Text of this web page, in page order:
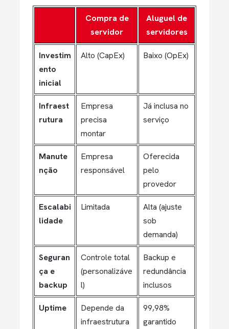
Compra de
servidor
Aluguel de
servidores
Investim
ento
inicial
Alto (CapEx) Baixo (OpEx)
Infraest
rutura
Empresa
precisa
montar
Já inclusa no
serviço
Manute
nção
Empresa
responsável
Oferecida
pelo
provedor
Escalabi
lidade
Limitada
Alta (ajuste
sob
demanda)
Seguran
ça e
backup
Controle total
(personalizáve
l)
Backup e
redundância
inclusos
Uptime
Depende da
infraestrutura
99,98%
garantido